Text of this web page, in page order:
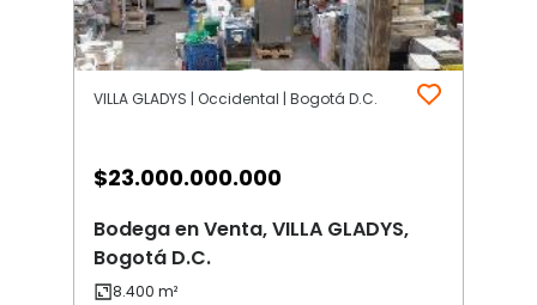
VILLA GLADYS | Occidental | Bogotá D.C.
$23.000.000.000
Bodega en Venta, VILLA GLADYS,
Bogotá D.C.